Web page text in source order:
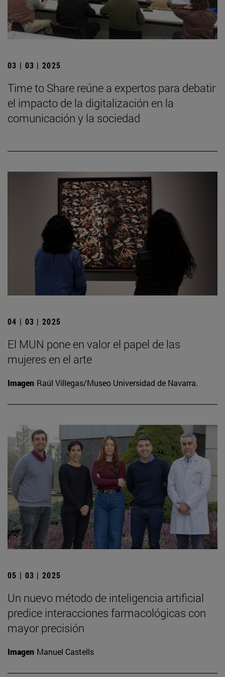
03 | 03 | 2025
Time to Share reúne a expertos para debatir
el impacto de la digitalización en la
comunicación y la sociedad
04 | 03 | 2025
El MUN pone en valor el papel de las
mujeres en el arte
Imagen Raúl Villegas/Museo Universidad de Navarra.
05 | 03 | 2025
Un nuevo método de inteligencia artificial
predice interacciones farmacológicas con
mayor precisión
Imagen Manuel Castells